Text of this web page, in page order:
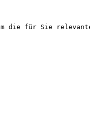
die für Sie